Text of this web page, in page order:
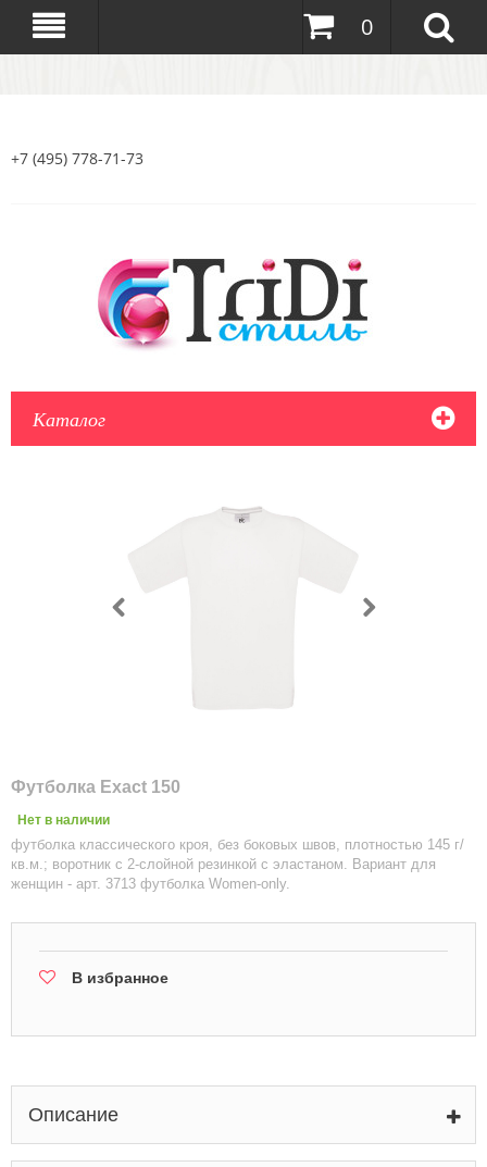
0
+7 (495) 778-71-73
Каталог
Футболка Exact 150
Нет в наличии
футболка классического кроя, без боковых швов, плотностью 145 г/
кв.м.; воротник с 2-слойной резинкой с эластаном. Вариант для
женщин - арт. 3713 футболка Women-only.
В избранное
Описание